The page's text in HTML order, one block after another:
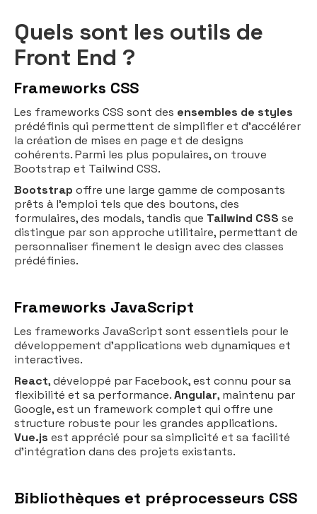
Quels sont les outils de
Front End ?
Frameworks CSS
Les frameworks CSS sont des ensembles de styles
prédéfinis qui permettent de simplifier et d'accélérer
la création de mises en page et de designs
cohérents. Parmi les plus populaires, on trouve
Bootstrap et Tailwind CSS.
Bootstrap offre une large gamme de composants
prêts à l'emploi tels que des boutons, des
formulaires, des modals, tandis que Tailwind CSS se
distingue par son approche utilitaire, permettant de
personnaliser finement le design avec des classes
prédéfinies.
Frameworks JavaScript
Les frameworks JavaScript sont essentiels pour le
développement d'applications web dynamiques et
interactives.
React, développé par Facebook, est connu pour sa
flexibilité et sa performance.Angular, maintenu par
Google, est un framework complet qui offre une
structure robuste pour les grandes applications.
Vue.js est apprécié pour sa simplicité et sa facilité
d'intégration dans des projets existants.
Bibliothèques et préprocesseurs CSS